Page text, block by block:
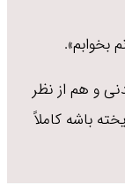
بخوابم».
و هم از نظر
باشه کاملاً